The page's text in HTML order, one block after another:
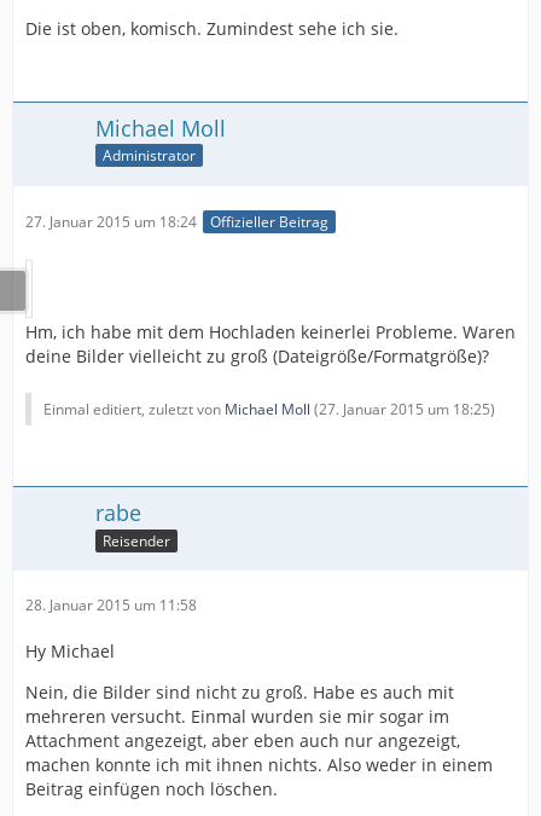
Die ist oben, komisch. Zumindest sehe ich sie.
Michael Moll
Administrator
27. Januar 2015 um 18:24 Offizieller Beitrag
Hm, ich habe mit dem Hochladen keinerlei Probleme. Waren
deine Bilder vielleicht zu groß (Dateigröße/Formatgröße)?
Einmal editiert, zuletzt von Michael Moll (27. Januar 2015 um 18:25)
rabe
Reisender
28. Januar 2015 um 11:58
Hy Michael
Nein, die Bilder sind nicht zu groß. Habe es auch mit
mehreren versucht. Einmal wurden sie mir sogar im
Attachment angezeigt, aber eben auch nur angezeigt,
machen konnte ich mit ihnen nichts. Also weder in einem
Beitrag einfügen noch löschen.